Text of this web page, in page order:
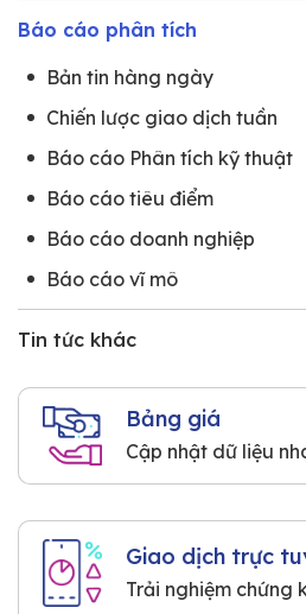
Báo cáo phân tích
Bản tin hàng ngày
Chiến lược giao dịch tuần
Báo cáo Phân tích kỹ thuật
Báo cáo tiêu điểm
Báo cáo doanh nghiệp
Báo cáo vĩ mô
Tin tức khác
Bảng giá
Cập nhật dữ liệu
Giao dịch trực
Trải nghiệm chứng